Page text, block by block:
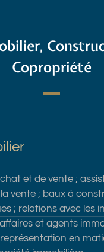
Copropriété
et de vente ;
vente ; baux à
; relations avec les
et agents
en